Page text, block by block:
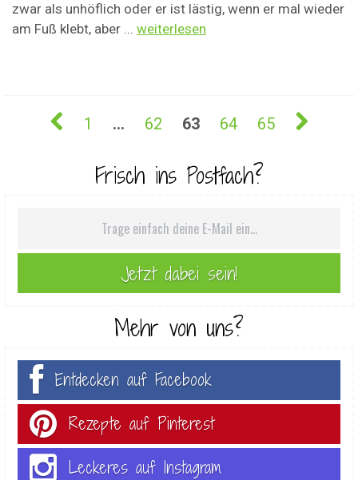
zwar als unhöflich oder er ist lästig, wenn er mal wieder
am Fuß klebt, aber ... weiterlesen
1 … 62 63 64 65
Frisch ins Postfach?
Mehr von uns?
Entdecken auf Facebook
Rezepte auf Pinterest
Leckeres auf Instagram